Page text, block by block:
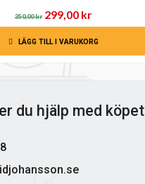
350,00kr Det
ursprungliga
priset
299,00 krDet
priset
LÄGG TILL I VARUKORG
du hjälp med